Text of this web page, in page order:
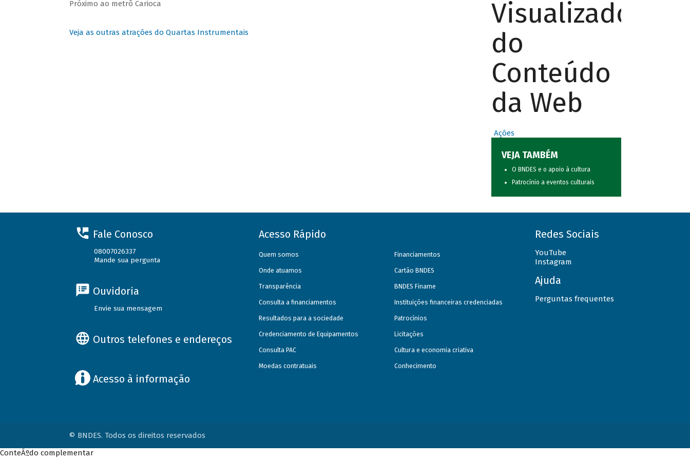
Próximo ao metrô Carioca
Veja as outras atrações do Quartas Instrumentais
Visualizador
do
Conteúdo
da Web
Ações
VEJA TAMBÉM
O BNDES e o apoio à cultura
Patrocínio a eventos culturais
Fale Conosco
08007026337
Mande sua pergunta
Ouvidoria
Envie sua mensagem
Outros telefones e endereços
Acesso à informação
Acesso Rápido
Quem somos
Onde atuamos
Transparência
Consulta a financiamentos
Resultados para a sociedade
Credenciamento de Equipamentos
Consulta PAC
Moedas contratuais
Financiamentos
Cartão BNDES
BNDES Finame
Instituições financeiras credenciadas
Patrocínios
Licitações
Cultura e economia criativa
Conhecimento
Redes Sociais
YouTube
Instagram
Ajuda
Perguntas frequentes
© BNDES. Todos os direitos reservados
ConteÃºdo complementar